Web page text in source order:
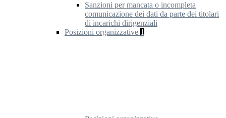
Sanzioni per mancata o incompleta
comunicazione dei dati da parte dei titolari
di incarichi dirigenziali
Posizioni organizzative 1